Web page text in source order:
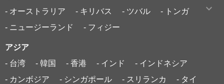
- オーストラリア
- キリバス - ツバル
- トンガ
- ニュージーランド
- フィジー
アジア
- 台湾
- 韓国 - 香港 - インド
- インドネシア
- カンボジア
- シンガポール - スリランカ
- タイ